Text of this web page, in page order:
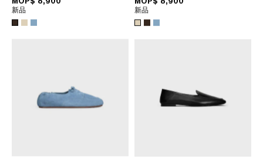
新品
新品
印度
巴基斯坦